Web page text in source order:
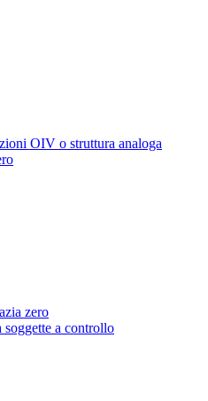
OIV o struttura analoga
zero
a controllo